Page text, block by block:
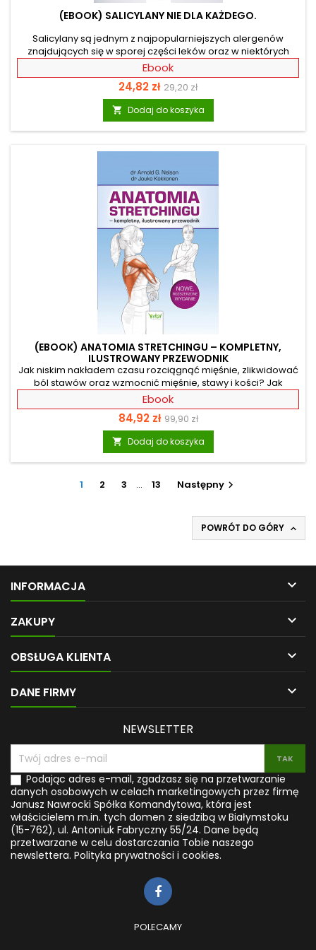
(EBOOK) SALICYLANY NIE DLA KAŻDEGO.
Salicylany są jednym z najpopularniejszych alergenów
znajdujących się w sporej części leków oraz w niektórych
warzywach i owocach, a także innych produktach
spożywczych. Jeśli masz wysypkę po soku malinowym,
puchniesz po lampce wina i dusi Cię astma po aspirynie,
może to świadczyć o nadwrażliwości na salicylany.
Substancje te nie są tolerowane przez niektóre osoby i
często są nieodkrytą przyczyną wielu przewlekłych
salicylanów i jakie są...
Ebook
Cena
24,82 zł Cena
podstawowa
29,20 zł
 Dodaj do koszyka
(EBOOK) ANATOMIA STRETCHINGU – KOMPLETNY,
ILUSTROWANY PRZEWODNIK
Jak niskim nakładem czasu rozciągnąć mięśnie, zlikwidować
ból stawów oraz wzmocnić mięśnie, stawy i kości? Jak
pokonać stres, osiągnąć relaks, odmłodzić ciało i wyciszyć
umysł? Dzięki stretchingowi – zdrowej aktywności fizycznej!
Wystarczy kilkanaście minut ćwiczeń dziennie, aby uczynić
swe ciało gibkim, pięknym i zdrowym, a przy tym zlikwidować
napięcie i ból. W nowym, rozszerzonym wydaniu Anatomii
stretchingu, który zawiera szczegółowe medyczne ilustracje,
Ebook
Cena
84,92 zł Cena
podstawowa
99,90 zł
 Dodaj do koszyka
1 2 3 … 13 Następny
POWRÓT DO GÓRY 
INFORMACJA 
ZAKUPY 
OBSŁUGA KLIENTA 
DANE FIRMY 
NEWSLETTER
Podając adres e-mail, zgadzasz się na przetwarzanie
danych osobowych w celach marketingowych przez firmę
Janusz Nawrocki Spółka Komandytowa, która jest
właścicielem m.in. tych domen z siedzibą w Białymstoku
(15-762), ul. Antoniuk Fabryczny 55/24. Dane będą
przetwarzane w celu dostarczania Tobie naszego
newslettera. Polityka prywatności i cookies.
POLECAMY